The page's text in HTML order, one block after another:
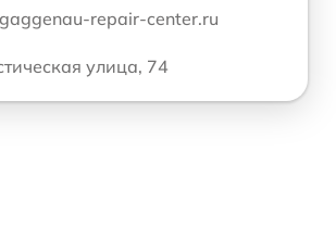
repair-center.ru
улица, 74